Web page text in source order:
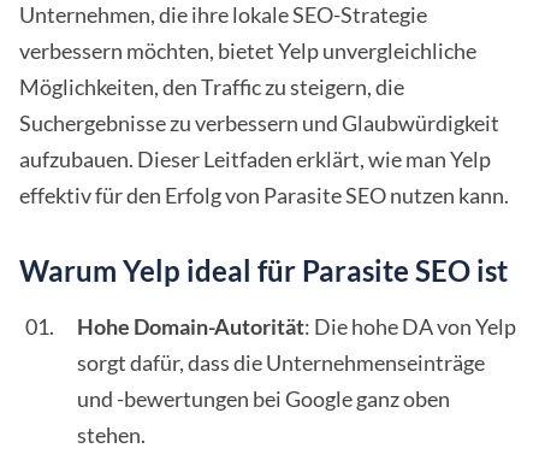
Unternehmen, die ihre lokale SEO-Strategie
verbessern möchten, bietet Yelp unvergleichliche
Möglichkeiten, den Traffic zu steigern, die
Suchergebnisse zu verbessern und Glaubwürdigkeit
aufzubauen. Dieser Leitfaden erklärt, wie man Yelp
effektiv für den Erfolg von Parasite SEO nutzen kann.
Warum Yelp ideal für Parasite SEO ist
Hohe Domain-Autorität: Die hohe DA von Yelp
sorgt dafür, dass die Unternehmenseinträge
und -bewertungen bei Google ganz oben
stehen.